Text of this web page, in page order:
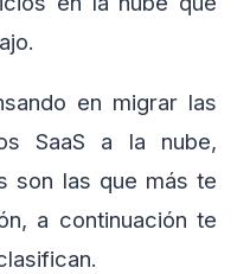
en migrar las
SaaS a la nube,
son las que más te
a continuación te